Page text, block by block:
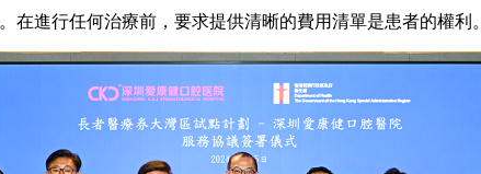
在進行任何治療前，要求提供清晰的費用清單是患者的權利